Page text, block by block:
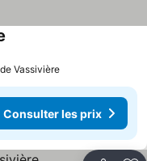
Vassivière
Consulter les prix